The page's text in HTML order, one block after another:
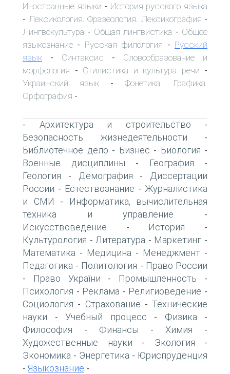
Иностранные языки - История русского языка
- Лексикология. Фразеология. Лексикография -
Лингвокультура - Общая лингвистика - Общее
языкознание - Русская филология - Русский
язык - Синтаксис - Словообразование и
морфология - Стилистика и культура речи -
Украинский язык - Фонетика. Графика.
Орфография -
- Архитектура и строительство -
Безопасность жизнедеятельности -
Библиотечное дело - Бизнес - Биология -
Военные дисциплины - География -
Геология - Демография -
Диссертации
России - Естествознание - Журналистика
и СМИ -
Информатика, вычислительная
техника и управление -
Искусствоведение - История -
Культурология - Литература - Маркетинг -
Математика - Медицина - Менеджмент -
Педагогика - Политология - Право России
- Право України - Промышленность -
Психология - Реклама - Религиоведение -
Социология - Страхование - Технические
науки - Учебный процесс - Физика -
Философия - Финансы - Химия -
Художественные науки - Экология -
Экономика - Энергетика - Юриспруденция
- Языкознание -